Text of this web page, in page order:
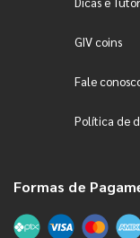
GIV coins
Fale
Política de
Formas de